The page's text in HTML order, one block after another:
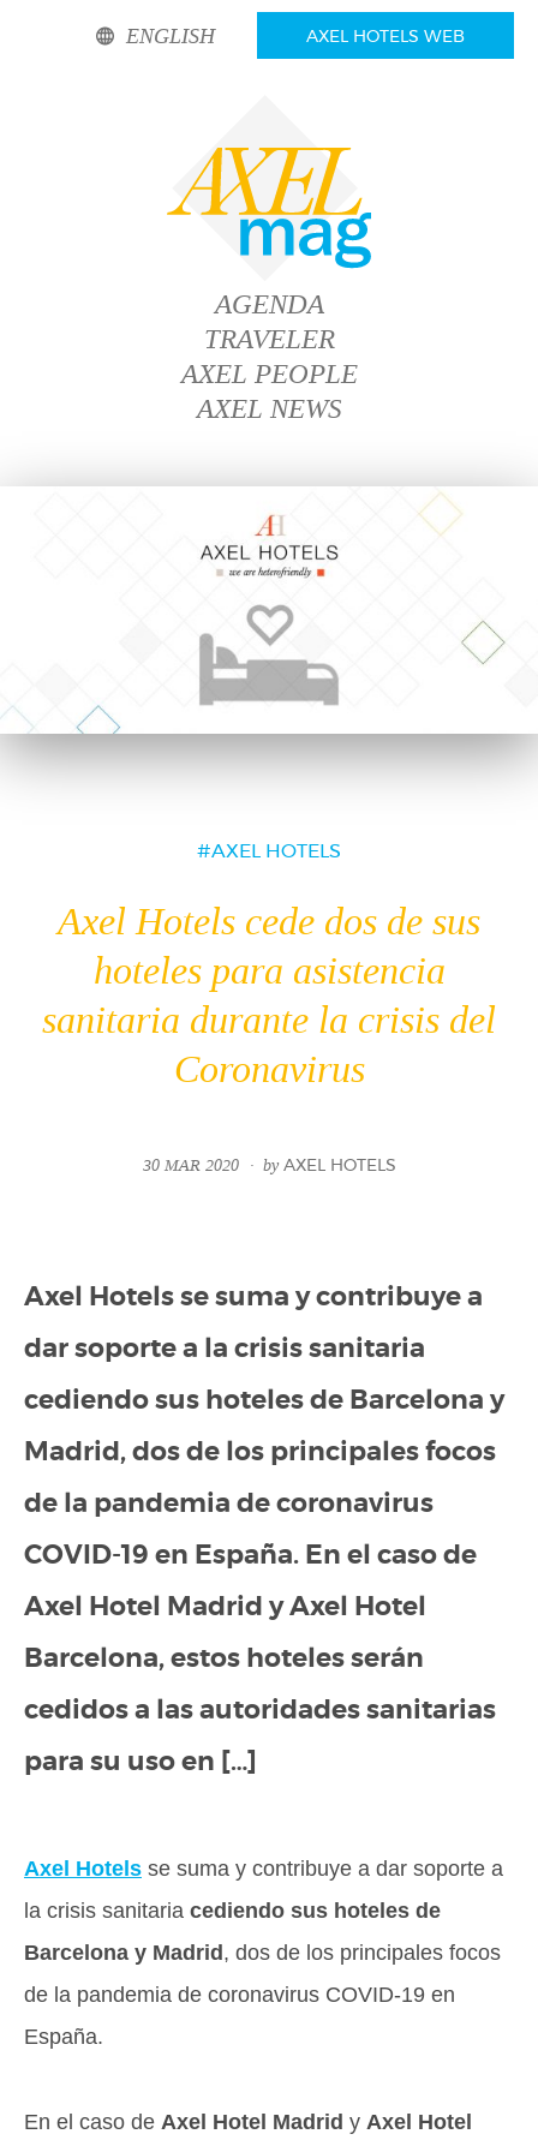
ENGLISH AXEL HOTELS WEB
AGENDA
TRAVELER
AXEL PEOPLE
AXEL NEWS
AXEL HOTELS
Axel Hotels cede dos de sus
hoteles para asistencia
sanitaria durante la crisis del
Coronavirus
30 MAR 2020 by AXEL HOTELS
Axel Hotels se suma y contribuye a
dar soporte a la crisis sanitaria
cediendo sus hoteles de Barcelona y
Madrid, dos de los principales focos
de la pandemia de coronavirus
COVID-19 en España. En el caso de
Axel Hotel Madrid y Axel Hotel
Barcelona, estos hoteles serán
cedidos a las autoridades sanitarias
para su uso en […]
Axel Hotels se suma y contribuye a dar soporte a
la crisis sanitaria cediendo sus hoteles de
Barcelona y Madrid, dos de los principales focos
de la pandemia de coronavirus COVID-19 en
España.
En el caso de Axel Hotel Madrid y Axel Hotel